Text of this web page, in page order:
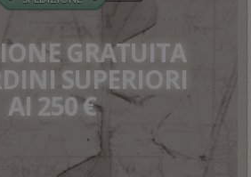
GRATUITA
SUPERIORI
AI 250 €